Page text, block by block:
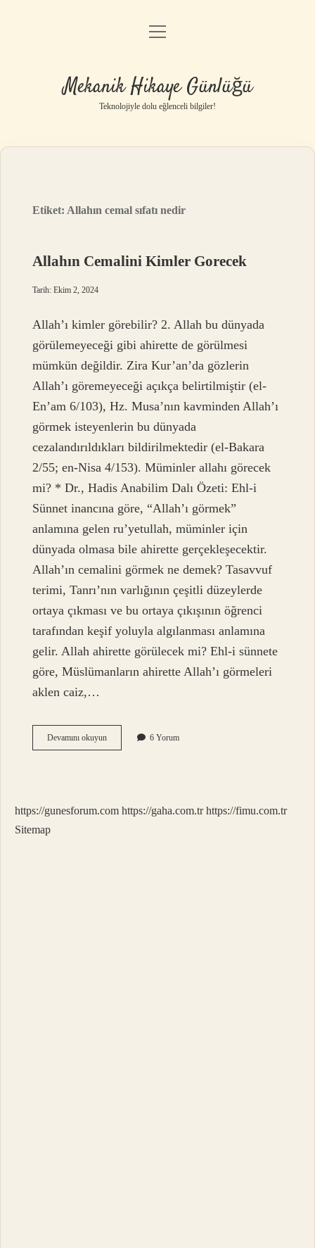
Anasayfa
Yasal Uyarı
menüyü
Mekanik Hikaye Günlüğü
Teknolojiyle dolu eğlenceli bilgiler!
Etiket: Allahın cemal sıfatı nedir
Allahın Cemalini Kimler Gorecek
Tarih: Ekim 2, 2024
Allah’ı kimler görebilir? 2. Allah bu dünyada
görülemeyeceği gibi ahirette de görülmesi
mümkün değildir. Zira Kur’an’da gözlerin
Allah’ı göremeyeceği açıkça belirtilmiştir (el-
En’am 6/103), Hz. Musa’nın kavminden Allah’ı
görmek isteyenlerin bu dünyada
cezalandırıldıkları bildirilmektedir (el-Bakara
2/55; en-Nisa 4/153). Müminler allahı görecek
mi? * Dr., Hadis Anabilim Dalı Özeti: Ehl-i
Sünnet inancına göre, “Allah’ı görmek”
anlamına gelen ru’yetullah, müminler için
dünyada olmasa bile ahirette gerçekleşecektir.
Allah’ın cemalini görmek ne demek? Tasavvuf
terimi, Tanrı’nın varlığının çeşitli düzeylerde
ortaya çıkması ve bu ortaya çıkışının öğrenci
tarafından keşif yoluyla algılanması anlamına
gelir. Allah ahirette görülecek mi? Ehl-i sünnete
göre, Müslümanların ahirette Allah’ı görmeleri
aklen caiz,…
Devamını okuyunAllahın
Cemalini
6 Yorum
https://gunesforum.com https://gaha.com.tr https://fimu.com.tr
Sitemap